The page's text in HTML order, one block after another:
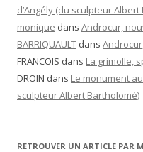
d’Angély (du sculpteur
monique dans Androcur,
BARRIQUAULT dans
FRANCOIS dans La grimolle,
DROIN dans Le monument
sculpteur Albert Bartholomé)
RETROUVER UN ARTICLE PAR